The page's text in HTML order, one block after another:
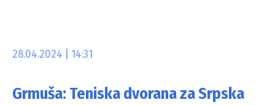
28.04.2024 | 14:31
Grmuša: Teniska dvorana za Srpska